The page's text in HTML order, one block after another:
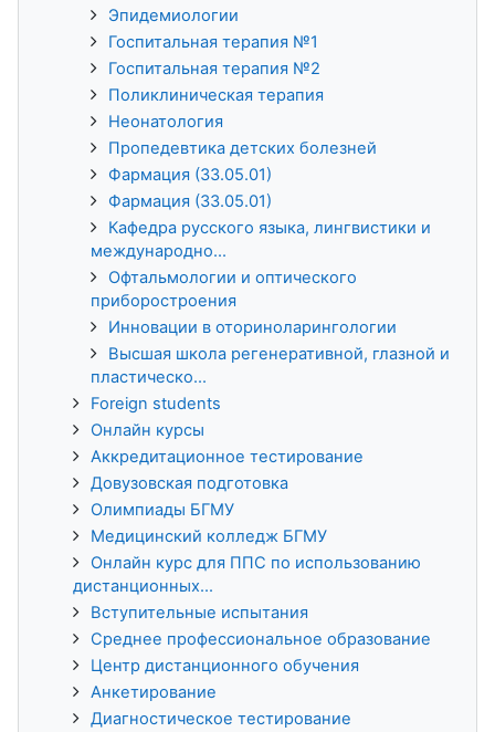
Эпидемиологии
Госпитальная терапия №1
Госпитальная терапия №2
Поликлиническая терапия
Неонатология
Пропедевтика детских болезней
Фармация (33.05.01)
Фармация (33.05.01)
Кафедра русского языка, лингвистики и
международно...
Офтальмологии и оптического
приборостроения
Инновации в оториноларингологии
Высшая школа регенеративной, глазной и
пластическо...
Foreign students
Онлайн курсы
Аккредитационное тестирование
Довузовская подготовка
Олимпиады БГМУ
Медицинский колледж БГМУ
Онлайн курс для ППС по использованию
дистанционных...
Вступительные испытания
Среднее профессиональное образование
Центр дистанционного обучения
Анкетирование
Диагностическое тестирование